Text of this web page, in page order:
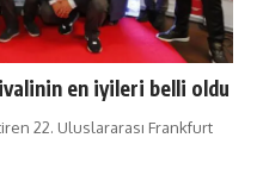
en iyileri belli oldu
22. Uluslararası Frankfurt